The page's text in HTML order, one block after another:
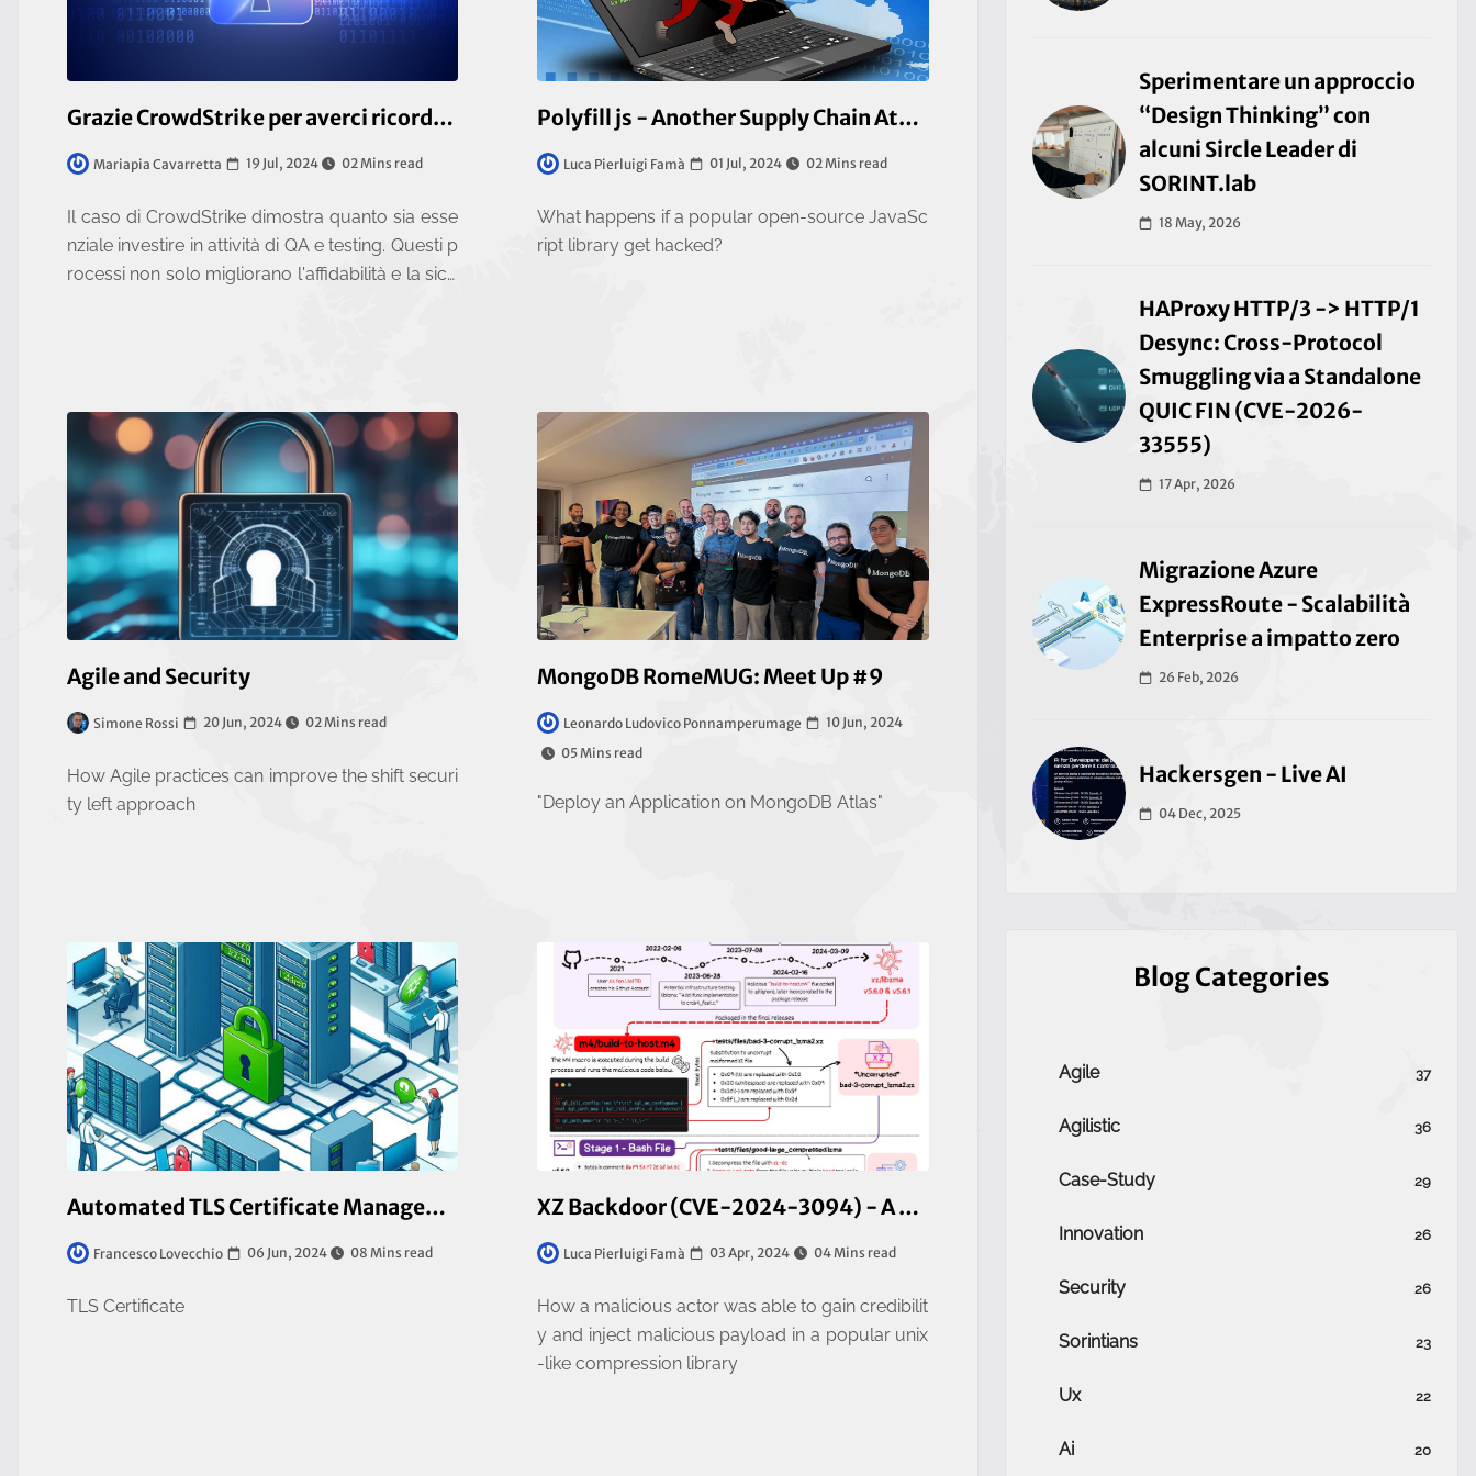
Grazie CrowdStrike per averci ricordato a che cosa serve il Testing
Mariapia Cavarretta 19 Jul, 2024 02 Mins read
Il caso di CrowdStrike dimostra quanto sia esse
nziale investire in attività di QA e testing. Questi p
rocessi non solo migliorano l'affidabilità e la sicu
Polyfill js - Another Supply Chain Attack
Luca Pierluigi Famà 01 Jul, 2024 02 Mins read
What happens if a popular open-source JavaSc
ript library get hacked?
Agile and Security
Simone Rossi 20 Jun, 2024 02 Mins read
How Agile practices can improve the shift securi
ty left approach
MongoDB RomeMUG: Meet Up #9
Leonardo Ludovico Ponnamperumage
10 Jun, 2024
05 Mins read
"Deploy an Application on MongoDB Atlas"
Automated TLS Certificate Management
Francesco Lovecchio 06 Jun, 2024 08 Mins read
TLS Certificate
XZ Backdoor (CVE-2024-3094) - A hidden backdoor in open-source software
Luca Pierluigi Famà 03 Apr, 2024 04 Mins read
How a malicious actor was able to gain credibilit
y and inject malicious payload in a popular unix
-like compression library
Sperimentare un approccio
“Design Thinking” con
alcuni Sircle Leader di
SORINT.lab
18 May, 2026
HAProxy HTTP/3 -> HTTP/1
Desync: Cross-Protocol
Smuggling via a Standalone
QUIC FIN (CVE-2026-
33555)
17 Apr, 2026
Migrazione Azure
ExpressRoute - Scalabilità
Enterprise a impatto zero
26 Feb, 2026
Hackersgen - Live AI
04 Dec, 2025
Blog Categories
Agile 37
Agilistic 36
Case-Study 29
Innovation 26
Security 26
Sorintians 23
Ux 22
Ai 20